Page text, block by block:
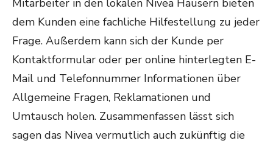
Mitarbeiter in den lokalen Nivea Häusern bieten
dem Kunden eine fachliche Hilfestellung zu jeder
Frage. Außerdem kann sich der Kunde per
Kontaktformular oder per online hinterlegten E-
Mail und Telefonnummer Informationen über
Allgemeine Fragen, Reklamationen und
Umtausch holen. Zusammenfassen lässt sich
sagen das Nivea vermutlich auch zukünftig die